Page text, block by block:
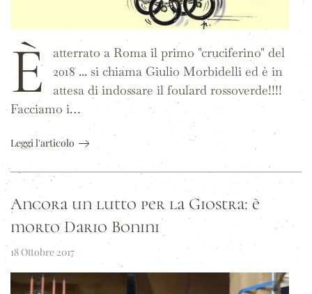
È
atterrato a Roma il primo "cruciferino" del
2018 ... si chiama Giulio Morbidelli ed è in
attesa di indossare il foulard rossoverde!!!!
Facciamo i…
Leggi l'articolo
Ancora un lutto per la Giostra: è
morto Dario Bonini
18 Ottobre 2017